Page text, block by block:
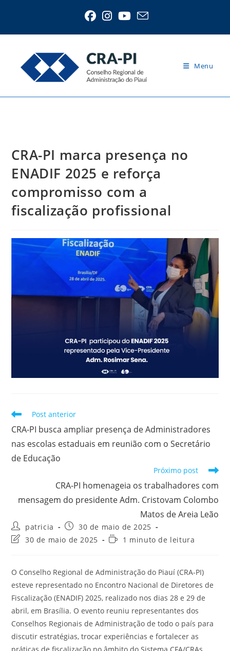
Menu
CRA-PI marca presença no
ENADIF 2025 e reforça
compromisso com a
fiscalização profissional
Leia
artigos
Post anterior
CRA-PI busca ampliar presença de Administradores
nas escolas estaduais em reunião com o Secretário
de Educação
Próximo post
CRA-PI homenageia os trabalhadores com
mensagem do presidente Adm. Cristovam Colombo
Matos de Areia Leão
Autor
do
post:
patricia
Post
publicado:
30 de maio de 2025
Última
post:
30 de maio de 2025
Tempo1 minuto de leitura
O Conselho Regional de Administração do Piauí (CRA-PI)
esteve representado no Encontro Nacional de Diretores de
Fiscalização (ENADIF) 2025, realizado nos dias 28 e 29 de
abril, em Brasília. O evento reuniu representantes dos
Conselhos Regionais de Administração de todo o país para
discutir estratégias, trocar experiências e fortalecer as